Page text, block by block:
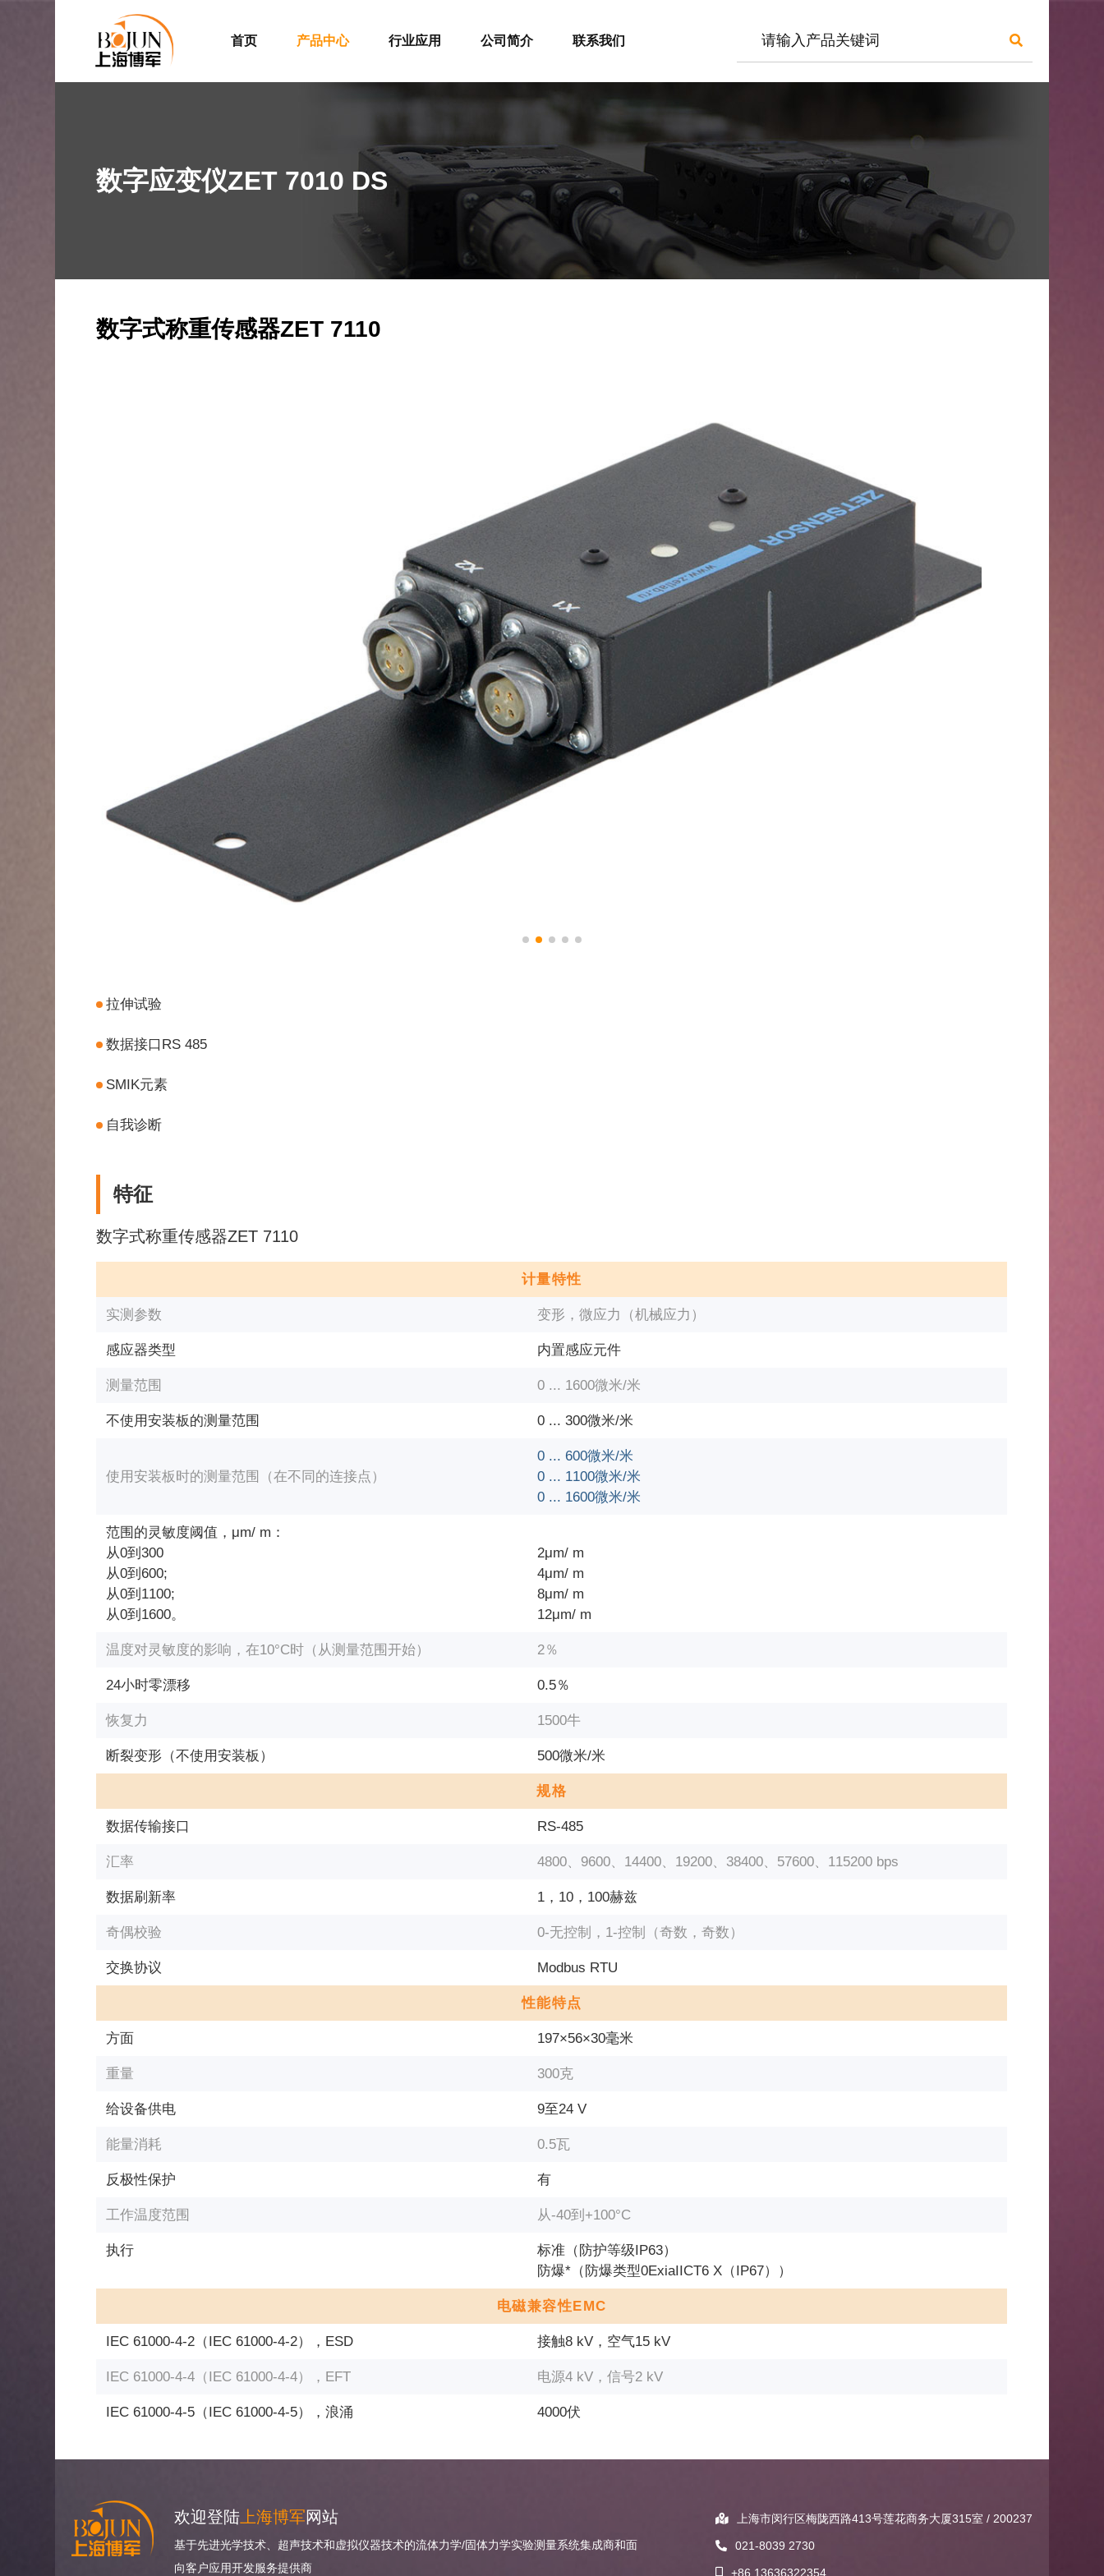
首页 产品中心 行业应用 公司简介 联系我们
数字应变仪ZET 7010 DS
数字式称重传感器ZET 7110
拉伸试验
数据接口RS 485
SMIK元素
自我诊断
特征
数字式称重传感器ZET 7110
计量特性
实测参数 变形，微应力（机械应力）
感应器类型 内置感应元件
测量范围 0 ... 1600微米/米
不使用安装板的测量范围 0 ... 300微米/米
使用安装板时的测量范围（在不同的连接点）
0 ... 600微米/米
0 ... 1100微米/米
0 ... 1600微米/米
范围的灵敏度阈值，μm/ m：
从0到300
从0到600;
从0到1100;
从0到1600。
2μm/ m
4μm/ m
8μm/ m
12μm/ m
温度对灵敏度的影响，在10°C时（从测量范围开始） 2％
24小时零漂移 0.5％
恢复力 1500牛
断裂变形（不使用安装板） 500微米/米
规格
数据传输接口 RS-485
汇率 4800、9600、14400、19200、38400、57600、115200 bps
数据刷新率 1，10，100赫兹
奇偶校验 0-无控制，1-控制（奇数，奇数）
交换协议 Modbus RTU
性能特点
方面 197×56×30毫米
重量 300克
给设备供电 9至24 V
能量消耗 0.5瓦
反极性保护 有
工作温度范围 从-40到+100°С
执行
标准（防护等级IP63）
防爆*（防爆类型0ExiaIICT6 X（IP67））
电磁兼容性EMC
IEC 61000-4-2（IEC 61000-4-2），ESD 接触8 kV，空气15 kV
IEC 61000-4-4（IEC 61000-4-4），EFT 电源4 kV，信号2 kV
IEC 61000-4-5（IEC 61000-4-5），浪涌 4000伏
欢迎登陆 上海博军网站
基于先进光学技术、超声技术和虚拟仪器技术的流体力学/固体力学实验测量系统集成商和面
向客户应用开发服务提供商
上海市闵行区梅陇西路413号莲花商务大厦315室 / 200237
021-8039 2730
+86 13636322354